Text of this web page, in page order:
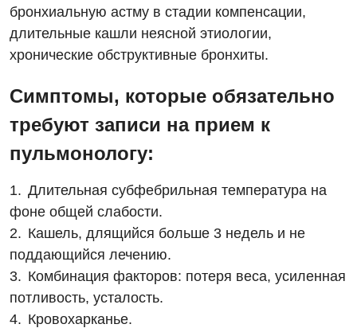
Энциклопедия
Диагностическое отделение
Инструментальная диагностика
Рентгенография
УЗИ
Эндоскопическое отделение
Для взрослых
Диагностическое отделение
Дневной стационар
Онкологическое отделение
Отдел госпитализации
Отделение интенсивной терапии
Отделение кардиососудистой патологии и неврологии
Отделение неотложных состояний
Офтальмологическое отделение
Педиатрическое отделение
Скорая медицинская помощь
Декларирование
Лечение острого инфаркта
Национальный скрининг здоровья 40+
Украинский
Русский
бронхиальную астму в стадии компенсации,
длительные кашли неясной этиологии,
хронические обструктивные бронхиты.
Симптомы, которые обязательно
требуют записи на прием к
пульмонологу:
Длительная субфебрильная температура на
фоне общей слабости.
Кашель, длящийся больше 3 недель и не
поддающийся лечению.
Комбинация факторов: потеря веса, усиленная
потливость, усталость.
Кровохарканье.